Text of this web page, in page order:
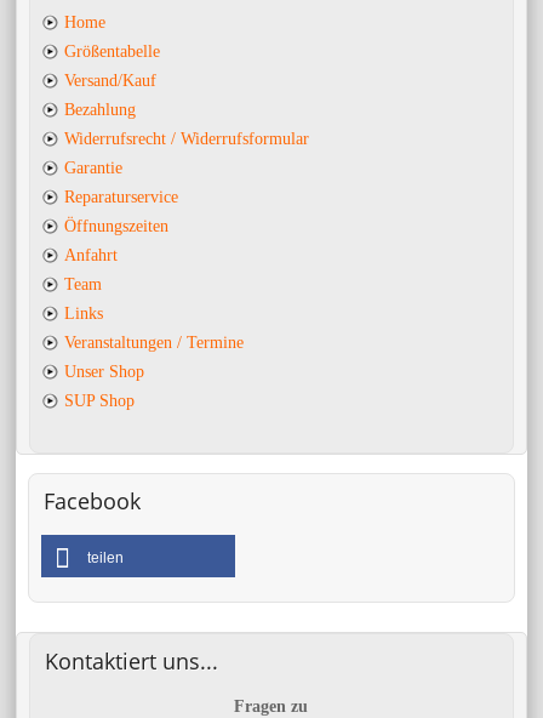
Home
Größentabelle
Versand/Kauf
Bezahlung
Widerrufsrecht / Widerrufsformular
Garantie
Reparaturservice
Öffnungszeiten
Anfahrt
Team
Links
Veranstaltungen / Termine
Unser Shop
SUP Shop
Facebook
teilen
Kontaktiert uns...
Fragen zu